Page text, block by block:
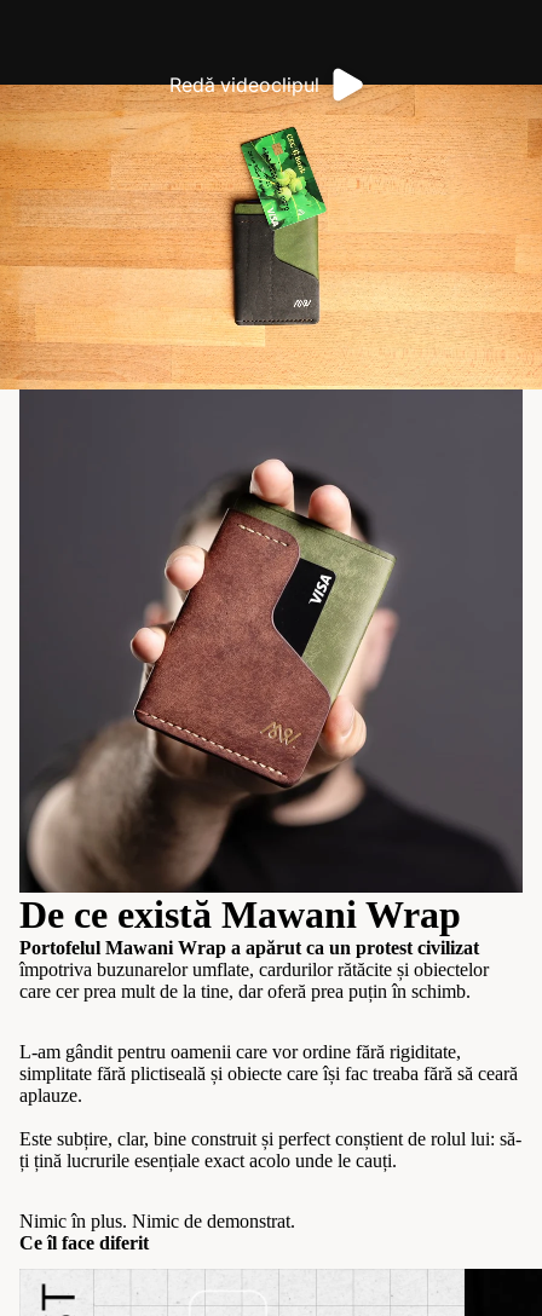
Redă videoclipul
De ce există Mawani Wrap
Portofelul Mawani Wrap a apărut ca un protest civilizat
împotriva buzunarelor umflate, cardurilor rătăcite și obiectelor
care cer prea mult de la tine, dar oferă prea puțin în schimb.
L-am gândit pentru oamenii care vor ordine fără rigiditate,
simplitate fără plictiseală și obiecte care își fac treaba fără să ceară
aplauze.
Este subțire, clar, bine construit și perfect conștient de rolul lui: să-
ți țină lucrurile esențiale exact acolo unde le cauți.
Nimic în plus. Nimic de demonstrat.
Ce îl face diferit